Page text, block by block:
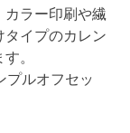
カラー印刷や繊
タイプのカレン
。
プルオフセッ